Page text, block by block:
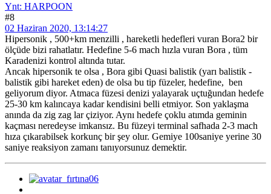
Ynt: HARPOON
#8
02 Haziran 2020, 13:14:27
Hipersonik , 500+km menzilli , hareketli hedefleri vuran Bora2 bir
ölçüde bizi rahatlatır. Hedefine 5-6 mach hızla vuran Bora , tüm
Karadenizi kontrol altında tutar.
Ancak hipersonik te olsa , Bora gibi Quasi balistik (yarı balistik -
balistik gibi hareket eden) de olsa bu tip füzeler, hedefine, ben
geliyorum diyor. Atmaca füzesi denizi yalayarak uçtuğundan hedefe
25-30 km kalıncaya kadar kendisini belli etmiyor. Son yaklaşma
anında da zig zag lar çiziyor. Aynı hedefe çoklu atımda geminin
kaçması neredeyse imkansız. Bu füzeyi terminal safhada 2-3 mach
hıza çıkarabilsek korkunç bir şey olur. Gemiye 100saniye yerine 30
saniye reaksiyon zamanı tanıyorsunuz demektir.